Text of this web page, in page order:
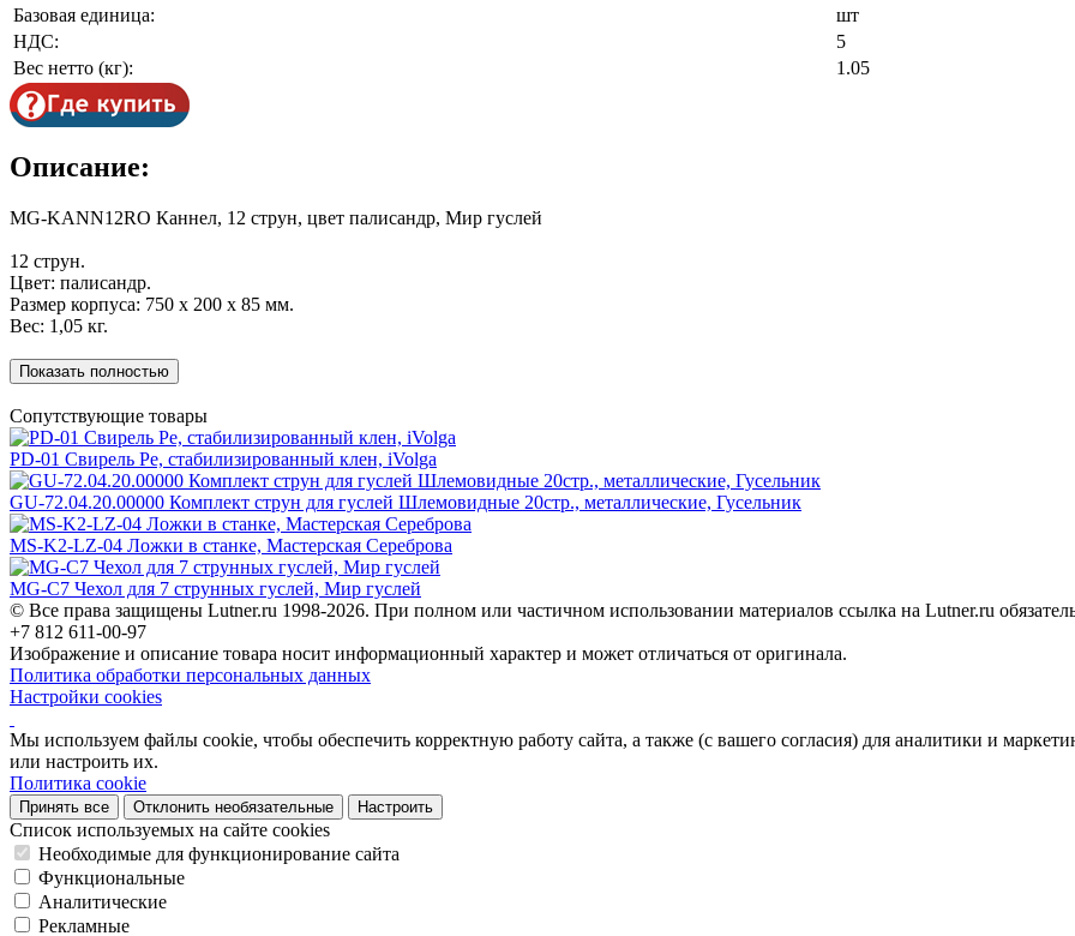
Базовая единица:
шт
НДС:
5
Вес нетто (кг):
1.05
Описание:
MG-KANN12RO Каннел, 12 струн, цвет палисандр, Мир гуслей
12 струн.
Цвет: палисандр.
Размер корпуса: 750 х 200 х 85 мм.
Вес: 1,05 кг.
Показать полностью
Сопутствующие товары
PD-01 Свирель Ре, стабилизированный клен, iVolga
GU-72.04.20.00000 Комплект струн для гуслей Шлемовидные 20стр., металлические, Гусельник
MS-K2-LZ-04 Ложки в станке, Мастерская Сереброва
MG-C7 Чехол для 7 струнных гуслей, Мир гуслей
© Все права защищены Lutner.ru 1998-2026. При полном или частичном использовании материалов ссылка на Lutner.ru
+7 812 611-00-97
Изображение и описание товара носит информационный характер и может отличаться от оригинала.
Политика обработки персональных данных
Настройки cookies
Мы используем файлы cookie, чтобы обеспечить корректную работу сайта, а также (с вашего согласия) для аналитики и
или настроить их.
Политика cookie
Принять все Отклонить необязательные Настроить
Список используемых на сайте cookies
Необходимые для функционирование сайта
Функциональные
Аналитические
Рекламные